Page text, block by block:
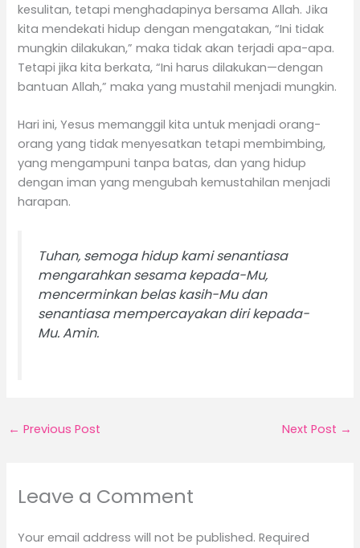
kesulitan, tetapi menghadapinya bersama Allah. Jika
kita mendekati hidup dengan mengatakan, “Ini tidak
mungkin dilakukan,” maka tidak akan terjadi apa-apa.
Tetapi jika kita berkata, “Ini harus dilakukan—dengan
bantuan Allah,” maka yang mustahil menjadi mungkin.
Hari ini, Yesus memanggil kita untuk menjadi orang-
orang yang tidak menyesatkan tetapi membimbing,
yang mengampuni tanpa batas, dan yang hidup
dengan iman yang mengubah kemustahilan menjadi
harapan.
Tuhan, semoga hidup kami senantiasa
mengarahkan sesama kepada-Mu,
mencerminkan belas kasih-Mu dan
senantiasa mempercayakan diri kepada-
Mu. Amin.
← Previous Post Next Post →
Leave a Comment
Your email address will not be published. Required